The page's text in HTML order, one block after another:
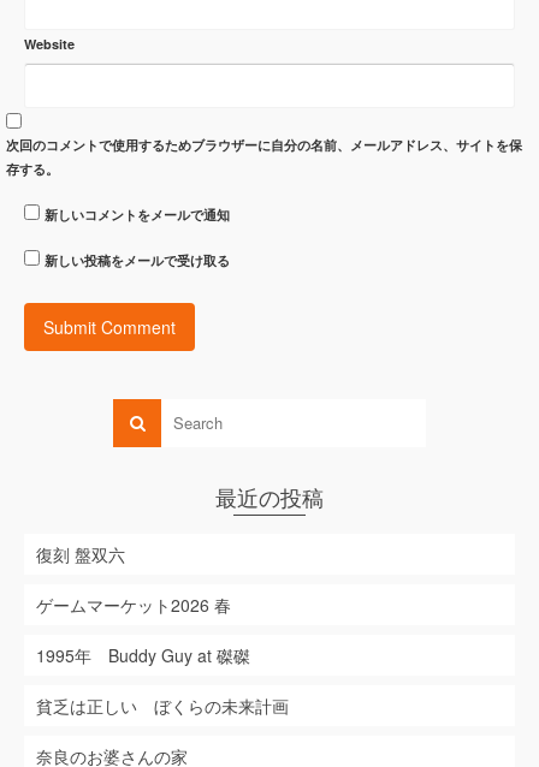
Website
次回のコメントで使用するためブラウザーに自分の名前、メールアドレス、サイトを保
存する。
新しいコメントをメールで通知
新しい投稿をメールで受け取る
最近の投稿
復刻 盤双六
ゲームマーケット2026 春
1995年 Buddy Guy at 磔磔
貧乏は正しい ぼくらの未来計画
奈良のお婆さんの家